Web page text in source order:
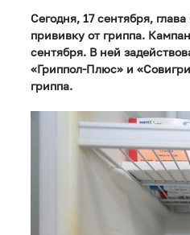
Сегодня, 17 сентября,
прививку от гриппа.
сентября. В ней
«Гриппол-Плюс» и
гриппа.